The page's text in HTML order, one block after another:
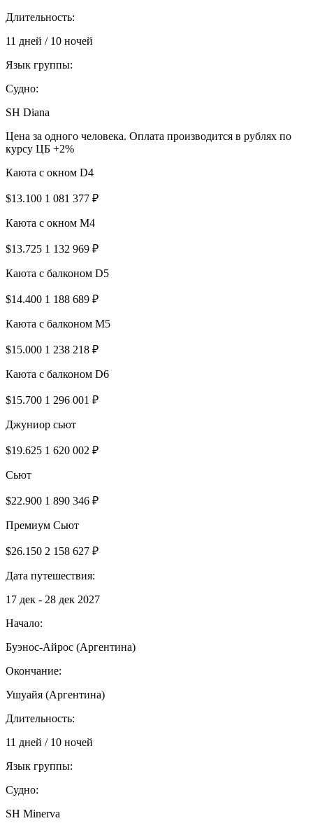
Длительность:
11 дней / 10 ночей
Язык группы:
Судно:
SH Diana
Цена за одного человека. Оплата производится в рублях по
курсу ЦБ +2%
Каюта с окном D4
$13.100 1 081 377 ₽
Каюта с окном M4
$13.725 1 132 969 ₽
Каюта с балконом D5
$14.400 1 188 689 ₽
Каюта с балконом M5
$15.000 1 238 218 ₽
Каюта с балконом D6
$15.700 1 296 001 ₽
Джуниор сьют
$19.625 1 620 002 ₽
Сьют
$22.900 1 890 346 ₽
Премиум Сьют
$26.150 2 158 627 ₽
Дата путешествия:
17 дек - 28 дек 2027
Начало:
Буэнос-Айрос (Аргентина)
Окончание:
Ушуайя (Аргентина)
Длительность:
11 дней / 10 ночей
Язык группы:
Судно:
SH Minerva